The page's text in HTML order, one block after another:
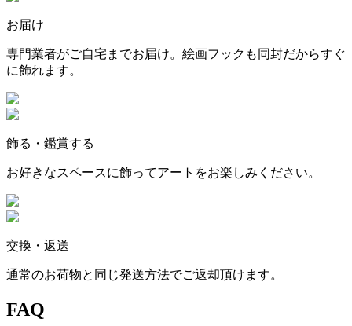
お届け
専門業者がご自宅までお届け。絵画フックも同封だからすぐ
に飾れます。
飾る・鑑賞する
お好きなスペースに飾ってアートをお楽しみください。
交換・返送
通常のお荷物と同じ発送方法でご返却頂けます。
FAQ